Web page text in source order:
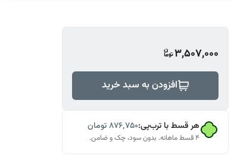
3,507,000
افزودن به سبد خرید
هر قسط با ترب‌پی:۸۷۶٬۷۵۰تومان
۴ قسط ماهانه. بدون سود، چک و ضامن.